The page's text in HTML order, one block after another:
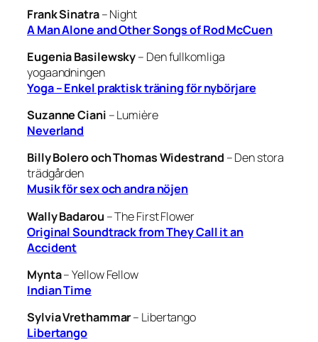
Frank Sinatra–Night
A Man Alone and Other Songs of Rod McCuen
Eugenia Basilewsky– Den fullkomliga
yogaandningen
Yoga – Enkel praktisk träning för nybörjare
Suzanne Ciani –Lumière
Neverland
Billy Bolero och Thomas Widestrand –Den stora
trädgården
Musik för sex och andra nöjen
Wally Badarou –The First Flower
Original Soundtrack from They Call it an
Accident
Mynta–Yellow Fellow
Indian Time
Sylvia Vrethammar– Libertango
Libertango